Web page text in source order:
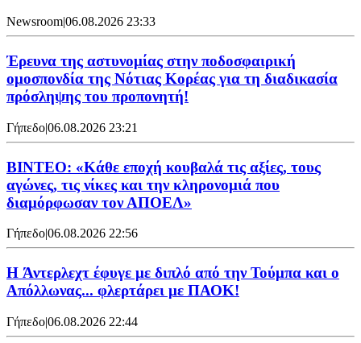
Newsroom|06.08.2026 23:33
Έρευνα της αστυνομίας στην ποδοσφαιρική
ομοσπονδία της Νότιας Κορέας για τη διαδικασία
πρόσληψης του προπονητή!
Γήπεδο|06.08.2026 23:21
ΒΙΝΤΕΟ: «Κάθε εποχή κουβαλά τις αξίες, τους
αγώνες, τις νίκες και την κληρονομιά που
διαμόρφωσαν τον ΑΠΟΕΛ»
Γήπεδο|06.08.2026 22:56
H Άντερλεχτ έφυγε με διπλό από την Τούμπα και ο
Απόλλωνας... φλερτάρει με ΠΑΟΚ!
Γήπεδο|06.08.2026 22:44